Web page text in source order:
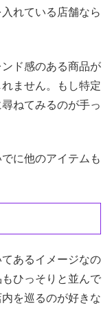
れている店舗なら
ド感のある商品が
ません。もし特定
ねてみるのが手っ
に他のアイテムも
あるイメージなの
ひっそりと並んで
を巡るのが好きな